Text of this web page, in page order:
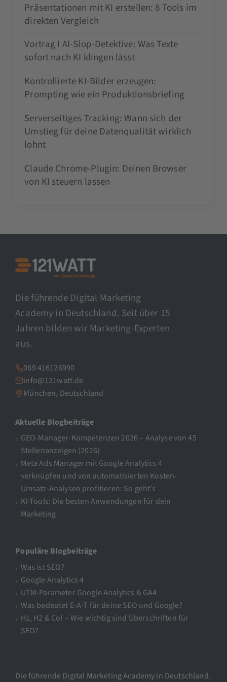
Präsentationen mit KI erstellen: 8 Tools im
direkten Vergleich
Vortrag I AI-Slop-Detektive: Was Texte
sofort nach KI klingen lässt
Kontrollierte KI-Bilder erzeugen:
Prompting wie ein Produktionsbriefing
Serverseitiges Tracking: Wann sich der
Umstieg für deine Datenqualität wirklich
lohnt
Claude Chrome-Plugin: Deinen Browser
von KI steuern lassen
Die führende Digital Marketing
Academy in Deutschland. Seit über 15
Jahren bilden wir Marketing-Experten
aus.
089 416126990
info@121watt.de
München, Deutschland
Aktuelle Blogbeiträge
GEO-Manager-Kompetenzen 2026 – Analyse von 45
Stellenanzeigen (2026)
Meta Ads Manager mit Google Analytics 4
verknüpfen und von automatisierten Kosten-
Umsatz-Analysen profitieren: So geht’s
KI-Tools: Die besten Anwendungen für dein
Marketing
Populäre Blogbeiträge
Was ist SEO?
Google Analytics 4
UTM-Parameter Google Analytics & GA4
Was bedeutet E-A-T für deine SEO und Google?
H1, H2 & Co! – Wie wichtig sind Überschriften für
SEO?
Die führende Digital Marketing Academy in Deutschland.